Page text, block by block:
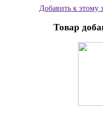
Добавить к этому
Товар